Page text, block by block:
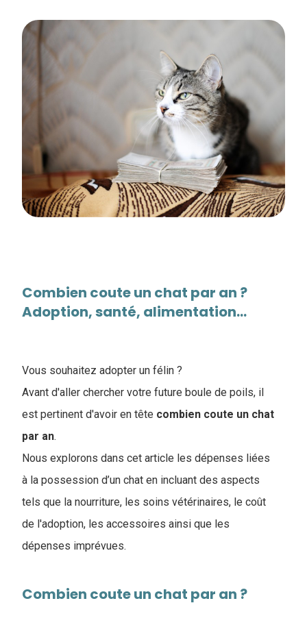
Combien coute un chat par an ?
Adoption, santé, alimentation...
Vous souhaitez adopter un félin ?
Avant d'aller chercher votre future boule de poils, il
est pertinent d'avoir en tête combien coute un chat
par an.
Nous explorons dans cet article les dépenses liées
à la possession d’un chat en incluant des aspects
tels que la nourriture, les soins vétérinaires, le coût
de l'adoption, les accessoires ainsi que les
dépenses imprévues.
Combien coute un chat par an ?